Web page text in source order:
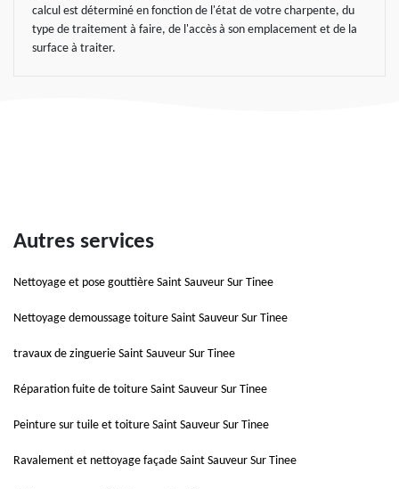
calcul est déterminé en fonction de l'état de votre charpente, du
type de traitement à faire, de l'accès à son emplacement et de la
surface à traiter.
Autres services
Nettoyage et pose gouttière Saint Sauveur Sur Tinee
Nettoyage demoussage toiture Saint Sauveur Sur Tinee
travaux de zinguerie Saint Sauveur Sur Tinee
Réparation fuite de toiture Saint Sauveur Sur Tinee
Peinture sur tuile et toiture Saint Sauveur Sur Tinee
Ravalement et nettoyage façade Saint Sauveur Sur Tinee